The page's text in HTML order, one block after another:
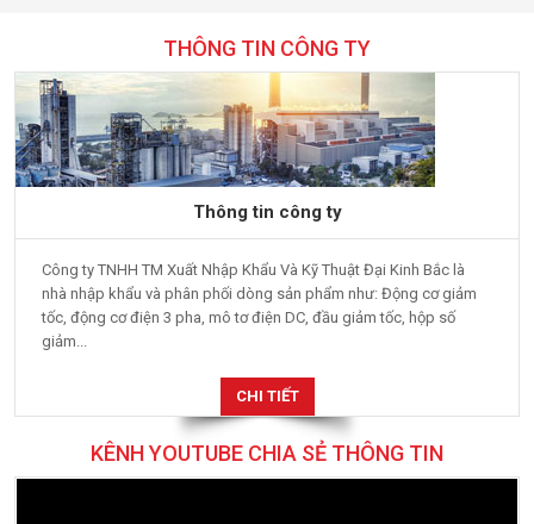
THÔNG TIN CÔNG TY
Thông tin công ty
Công ty TNHH TM Xuất Nhập Khẩu Và Kỹ Thuật Đại Kinh Bắc là
nhà nhập khẩu và phân phối dòng sản phẩm như: Động cơ giảm
tốc, động cơ điện 3 pha, mô tơ điện DC, đầu giảm tốc, hộp số
giảm...
CHI TIẾT
KÊNH YOUTUBE CHIA SẺ THÔNG TIN